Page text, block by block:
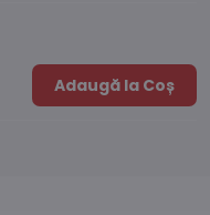
Adaugă la Coș